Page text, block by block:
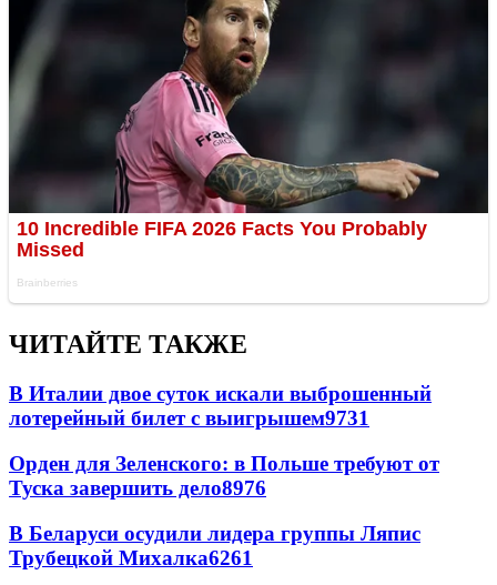
ЧИТАЙТЕ ТАКЖЕ
В Италии двое суток искали выброшенный
лотерейный билет с выигрышем9731
Орден для Зеленского: в Польше требуют от
Туска завершить дело8976
В Беларуси осудили лидера группы Ляпис
Трубецкой Михалка6261